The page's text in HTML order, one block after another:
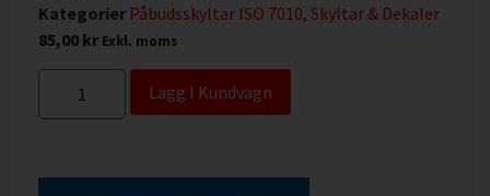
Kategorier Påbudsskyltar ISO 7010, Skyltar & Dekaler
85,00 kr Exkl. moms
Lägg I Kundvagn